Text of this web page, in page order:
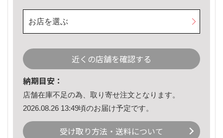
お店を選ぶ
近くの店舗を確認する
納期目安：
店舗在庫不足の為、取り寄せ注文となります。
2026.08.26 13:49頃のお届け予定です。
受け取り方法・送料について